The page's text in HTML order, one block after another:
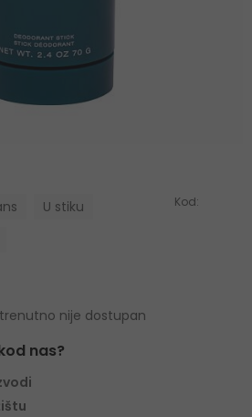
U stiku
Kod:
nije dostupan
nas?